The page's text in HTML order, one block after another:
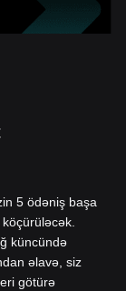
5 ödəniş başa
küncündə
əlavə, siz
götürə